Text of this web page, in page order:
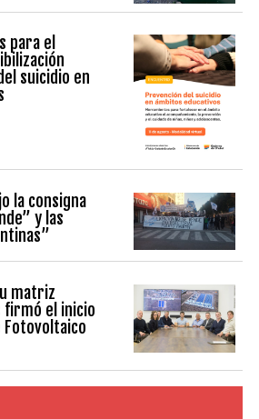
para el
suicidio en
la consigna
y las
matriz
el inicio
Fotovoltaico